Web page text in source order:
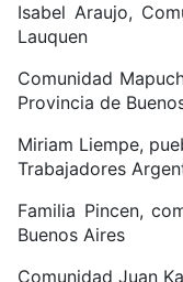
Isabel Araujo,
Lauquen
Comunidad
Provincia de
Miriam Liempe,
Trabajadores
Familia Pincen,
Buenos Aires
Comunidad Juan